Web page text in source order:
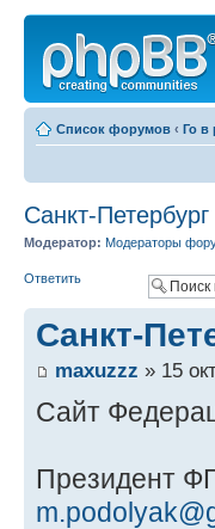
Список форумов ‹ Го в
Санкт-Петербург
Модератор: Модераторы
Ответить
Санкт-
maxuzzz » 15
Сайт
Президент